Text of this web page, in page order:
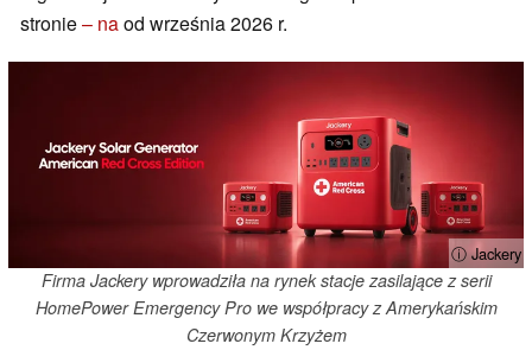
stronie– naod września 2026 r.
ⓘ Jackery
Firma Jackery wprowadziła na rynek stacje zasilające z serii
HomePower Emergency Pro we współpracy z Amerykańskim
Czerwonym Krzyżem